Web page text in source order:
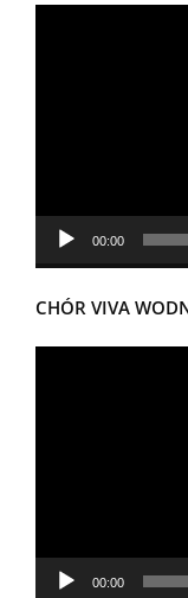
00:00
CHÓR VIVA
00:00